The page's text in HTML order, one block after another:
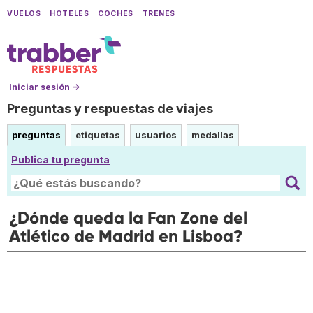
VUELOS HOTELES COCHES TRENES
Iniciar sesión →
Preguntas y respuestas de viajes
preguntas etiquetas usuarios medallas
Publica tu pregunta
¿Dónde queda la Fan Zone del
Atlético de Madrid en Lisboa?